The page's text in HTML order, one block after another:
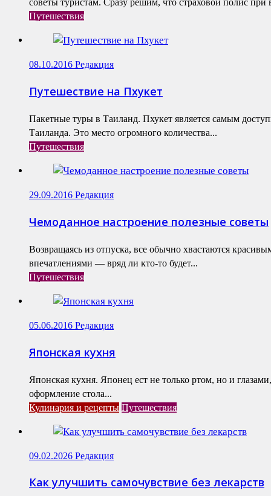
советы туристам. Сразу решим, что страховой полис при
Путешествия
08.10.2016 Редакция
Путешествие на Пхукет
Пакетные туры в Таиланд. Пхукет является самым
Таиланда. Это место огромного количества...
Путешествия
29.09.2016 Редакция
Чемоданное настроение полезные советы
Возвращаясь из отпуска, все обычно хвастаются
впечатлениями — вряд ли кто-то будет...
Путешествия
05.06.2016 Редакция
Японская кухня
Японская кухня. Японец ест не только ртом, но и
оформление стола...
Кулинария и рецепты Путешествия
09.02.2026 Редакция
Как улучшить самочувствие без лекарств